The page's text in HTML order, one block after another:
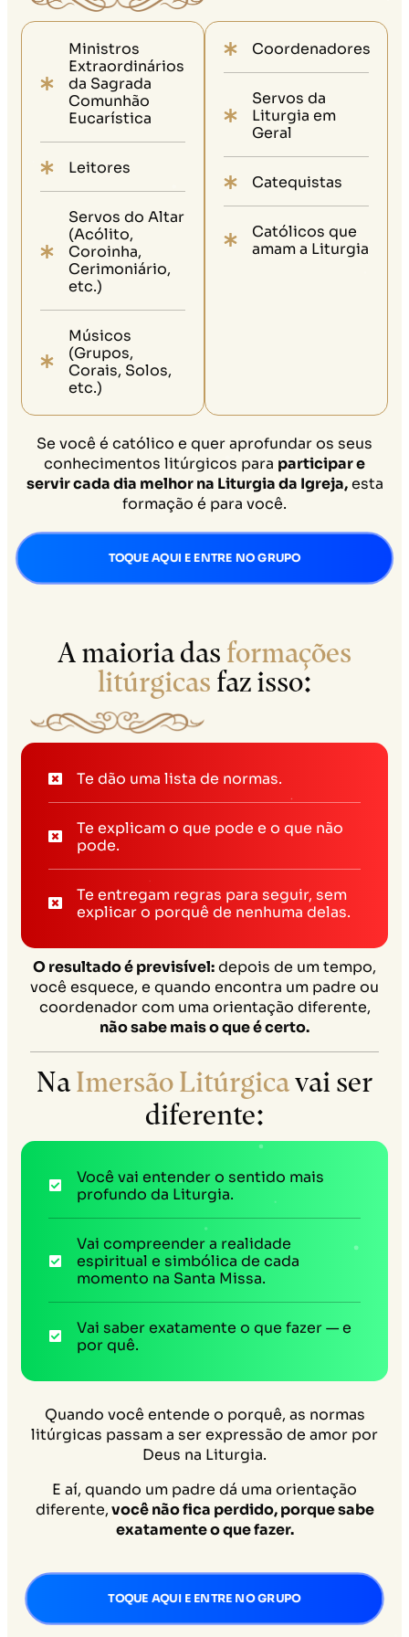
Ministros
Extraordinários
da Sagrada
Comunhão
Eucarística
Leitores
Servos do Altar
(Acólito,
Coroinha,
Cerimoniário,
etc.)
Músicos
(Grupos,
Corais, Solos,
etc.)
Coordenadores
Servos da
Liturgia em
Geral
Catequistas
Católicos que
amam a Liturgia
Se você é católico e quer aprofundar os seus
conhecimentos litúrgicos para participar e
servir cada dia melhor na Liturgia da Igreja,esta
formação é para você.
TOQUE AQUI E ENTRE NO GRUPO
A maioria das formações
litúrgicas faz isso:
Te dão uma lista de normas.
Te explicam o que pode e o que não
pode.
Te entregam regras para seguir, sem
explicar o porquê de nenhuma delas.
O resultado é previsível:depois de um tempo,
você esquece, e quando encontra um padre ou
coordenador com uma orientação diferente,
não sabe mais o que é certo.
NaImersão Litúrgicavai ser
diferente:
Você vai entender o sentido mais
profundo da Liturgia.
Vai compreender a realidade
espiritual e simbólica de cada
momento na Santa Missa.
Vai saber exatamente o que fazer — e
por quê.
Quando você entende o porquê, as normas
litúrgicas passam a ser expressão de amor por
Deus na Liturgia.
E aí, quando um padre dá uma orientação
diferente,você não fica perdido, porque sabe
exatamente o que fazer.
TOQUE AQUI E ENTRE NO GRUPO